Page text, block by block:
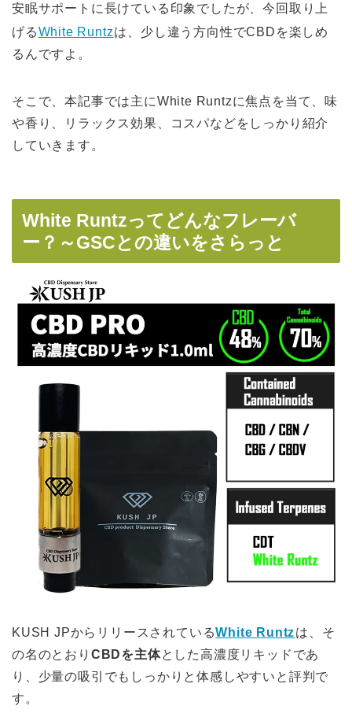
安眠サポートに長けている印象でしたが、今回取り上
げるWhite Runtzは、少し違う方向性でCBDを楽しめ
るんですよ。
そこで、本記事では主にWhite Runtzに焦点を当て、味
や香り、リラックス効果、コスパなどをしっかり紹介
していきます。
White Runtzってどんなフレーバ
ー？～GSCとの違いをさらっと
KUSH JPからリリースされているWhite Runtzは、そ
の名のとおり CBDを主体とした高濃度リキッドであ
り、少量の吸引でもしっかりと体感しやすいと評判で
す。